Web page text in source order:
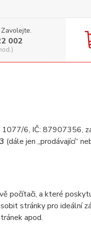
002
1077/6, IČ: 87907356,
(dále jen „prodávající“
počítači, a které
stránky pro ideální
apod.